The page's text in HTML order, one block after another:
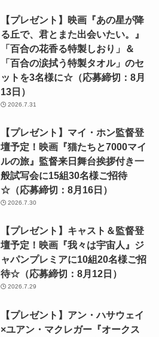
【プレゼント】映画『あの星が降
る丘で、君とまた出会いたい。』
「百合の花香る特製しおり」＆
「百合の涙拭う特製タオル」のセ
ットを3名様に☆（応募締切：8月
13日）
2026.7.31
【プレゼント】マイ・ホン監督登
壇予定！映画『猫たちと7000マイ
ルの旅』監督来日舞台挨拶付き一
般試写会に15組30名様ご招待
☆（応募締切：8月16日）
2026.7.30
【プレゼント】キャスト＆監督登
壇予定！映画『我々は宇宙人』ジ
ャパンプレミアに10組20名様ご招
待☆（応募締切：8月12日）
2026.7.29
【プレゼント】アン・ハサウェイ
×ユアン・マクレガー『オークス